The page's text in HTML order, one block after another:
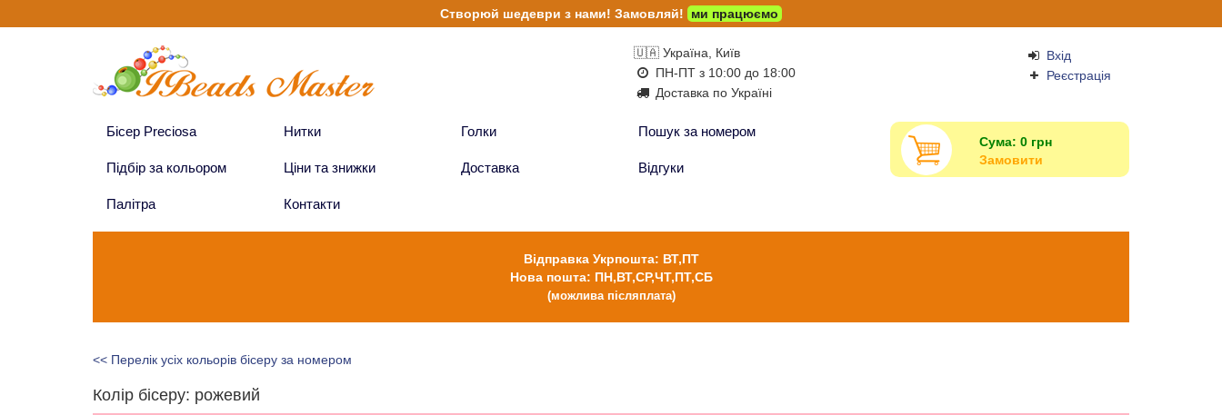
🇺🇦 Україна, Київ
ПН-ПТ з 10:00 до 18:00
Доставка по Україні
Вхід
Реєстрація
Бісер Preciosa Нитки Голки Пошук за номером
Підбір за кольором Ціни та знижки Доставка Відгуки
Палітра Контакти
Сума: 0 грн
Замовити
Відправка Укрпошта: ВТ,ПТ
Нова пошта: ПН,ВТ,СР,ЧТ,ПТ,СБ
(можлива післяплата)
<< Перелік усіх кольорів бісеру за номером
Колір бісеру: рожевий
Створюй шедеври з нами! Замовляй! ми працюємо